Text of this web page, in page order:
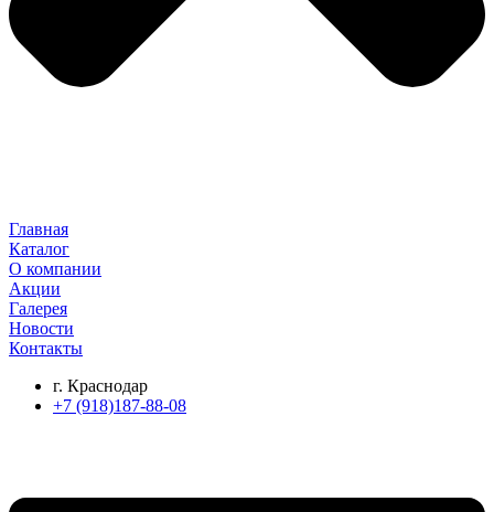
Главная
Каталог
О компании
Акции
Галерея
Новости
Контакты
г. Краснодар
+7 (918)187-88-08